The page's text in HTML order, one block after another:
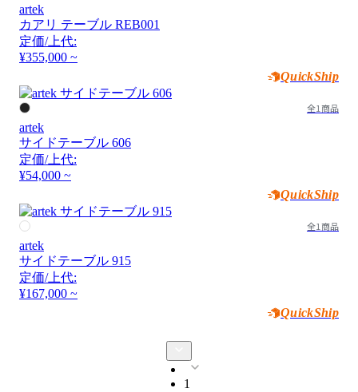
artek
カアリ テーブル REB001
定価/上代:
¥355,000 ~
QuickShip
全1商品
artek
サイドテーブル 606
定価/上代:
¥54,000 ~
QuickShip
全1商品
artek
サイドテーブル 915
定価/上代:
¥167,000 ~
QuickShip
1